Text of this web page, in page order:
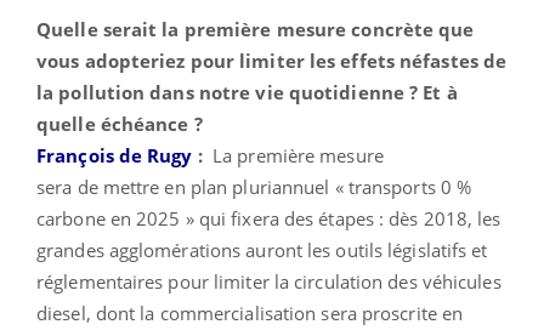
Quelle serait la première mesure concrète que
vous adopteriez pour limiter les effets néfastes de
la pollution dans notre vie quotidienne ? Et à
quelle échéance ?
François de Rugy : La première mesure
sera de mettre en plan pluriannuel « transports 0 %
carbone en 2025 » qui fixera des étapes : dès 2018, les
grandes agglomérations auront les outils législatifs et
réglementaires pour limiter la circulation des véhicules
diesel, dont la commercialisation sera proscrite en